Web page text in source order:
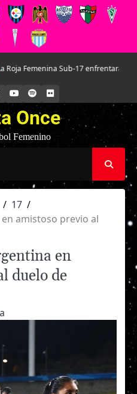
Sub-17 enfrentará a Argentina en
YOUTUBE
SPOTIFYFLICKR
Once
Femenino
17
amistoso previo al
en
duelo de